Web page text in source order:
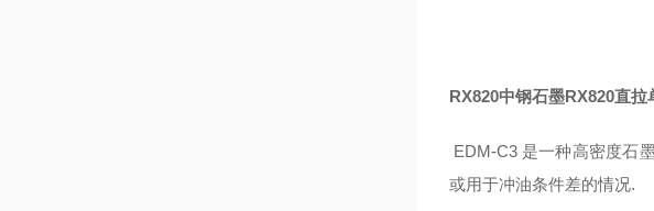
RX820中钢石墨RX820直拉
EDM-C3 是一种高密度石
或用于冲油条件差的情况.